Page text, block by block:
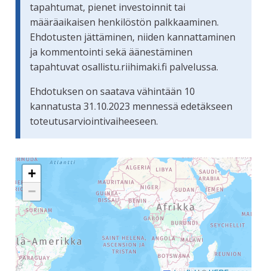
tapahtumat, pienet investoinnit tai
määräaikaisen henkilöstön palkkaaminen.
Ehdotusten jättäminen, niiden kannattaminen
ja kommentointi sekä äänestäminen
tapahtuvat osallistu.riihimaki.fi palvelussa.
Ehdotuksen on saatava vähintään 10
kannatusta 31.10.2023 mennessä edetäkseen
toteutusarviointivaiheeseen.
Seuraavassa elementissä on kartta, joka esittää
+
−